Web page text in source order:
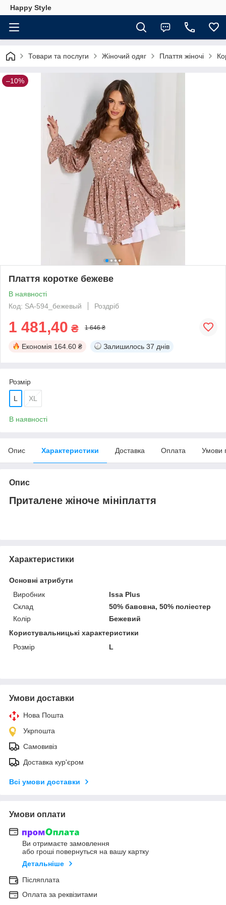
Happy Style
Товари та послуги Жіночий одяг Плаття жіночі
–10%
Плаття коротке бежеве
В наявності
Код: SA-594_бежевый
Роздріб
1 481,40 ₴ 1 646 ₴
Економія 164.60 ₴ Залишилось 37 днів
Розмір
L XL
В наявності
Опис Характеристики Доставка Оплата Умови
Опис
Приталене жіноче мініплаття
Характеристики
Основні атрибути
Виробник
Issa Plus
Склад
50% бавовна, 50% поліестер
Колір
Бежевий
Користувальницькі характеристики
Розмір
L
Умови доставки
Нова Пошта
Укрпошта
Самовивіз
Доставка кур'єром
Всі умови доставки
Умови оплати
Ви отримаєте замовлення
або гроші повернуться на вашу картку
Детальніше
Післяплата
Оплата за реквізитами